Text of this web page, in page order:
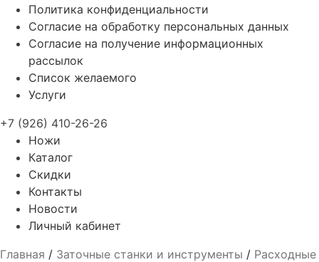
Политика конфиденциальности
Согласие на обработку персональных данных
Согласие на получение информационных
рассылок
Список желаемого
Услуги
+7 (926) 410-26-26
Ножи
Каталог
Скидки
Контакты
Новости
Личный кабинет
Главная / Заточные станки и инcтрументы / Расходные